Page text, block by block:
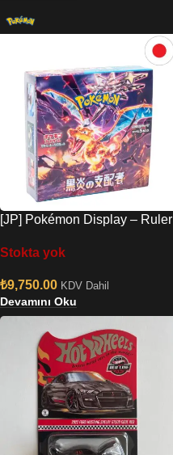
[JP] Pokémon Display – Ruler
Stokta yok
₺9,750.00 KDV Dahil
Devamını Oku